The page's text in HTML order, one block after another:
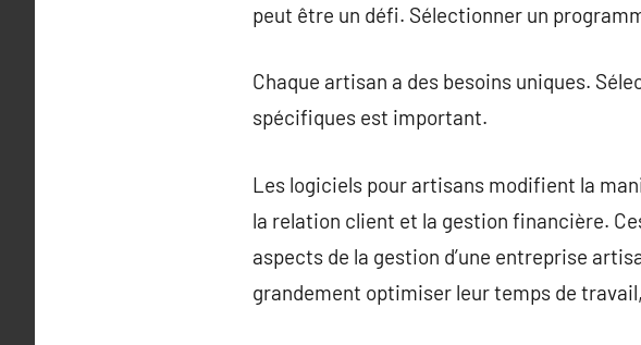
peut être un défi. Sélectionner un
Chaque artisan a des besoins uniques.
spécifiques est important.
Les logiciels pour artisans modifient la
la relation client et la gestion financière.
aspects de la gestion d’une entreprise
grandement optimiser leur temps de